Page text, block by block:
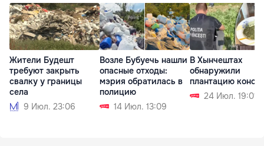
Жители Будешт
требуют закрыть
свалку у границы
села
9 Июл. 23:06
Возле Бубуечь нашли
опасные отходы:
мэрия обратилась в
полицию
14 Июл. 13:09
В Хынчештах
обнаружили
плантацию
24 Июл. 19:01